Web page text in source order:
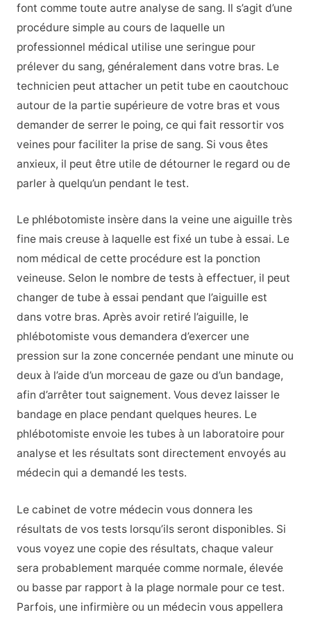
font comme toute autre analyse de sang. Il s’agit d’une
procédure simple au cours de laquelle un
professionnel médical utilise une seringue pour
prélever du sang, généralement dans votre bras. Le
technicien peut attacher un petit tube en caoutchouc
autour de la partie supérieure de votre bras et vous
demander de serrer le poing, ce qui fait ressortir vos
veines pour faciliter la prise de sang. Si vous êtes
anxieux, il peut être utile de détourner le regard ou de
parler à quelqu’un pendant le test.
Le phlébotomiste insère dans la veine une aiguille très
fine mais creuse à laquelle est fixé un tube à essai. Le
nom médical de cette procédure est la ponction
veineuse. Selon le nombre de tests à effectuer, il peut
changer de tube à essai pendant que l’aiguille est
dans votre bras. Après avoir retiré l’aiguille, le
phlébotomiste vous demandera d’exercer une
pression sur la zone concernée pendant une minute ou
deux à l’aide d’un morceau de gaze ou d’un bandage,
afin d’arrêter tout saignement. Vous devez laisser le
bandage en place pendant quelques heures. Le
phlébotomiste envoie les tubes à un laboratoire pour
analyse et les résultats sont directement envoyés au
médecin qui a demandé les tests.
Le cabinet de votre médecin vous donnera les
résultats de vos tests lorsqu’ils seront disponibles. Si
vous voyez une copie des résultats, chaque valeur
sera probablement marquée comme normale, élevée
ou basse par rapport à la plage normale pour ce test.
Parfois, une infirmière ou un médecin vous appellera